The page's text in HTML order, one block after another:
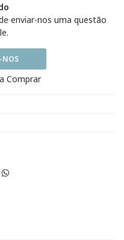
enviar-nos uma questão
NOS
Comprar